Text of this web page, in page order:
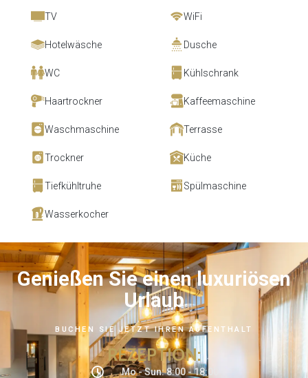
TV WiFi
Hotelwäsche Dusche
WC Kühlschrank
Haartrockner Kaffeemaschine
Waschmaschine Terrasse
Trockner Küche
Tiefkühltruhe Spülmaschine
Wasserkocher
Genießen Sie einen luxuriösen
Urlaub
BUCHEN SIE JETZT IHREN AUFENTHALT
REZEPTION:
Mo - Sun: 8:00 - 18:00